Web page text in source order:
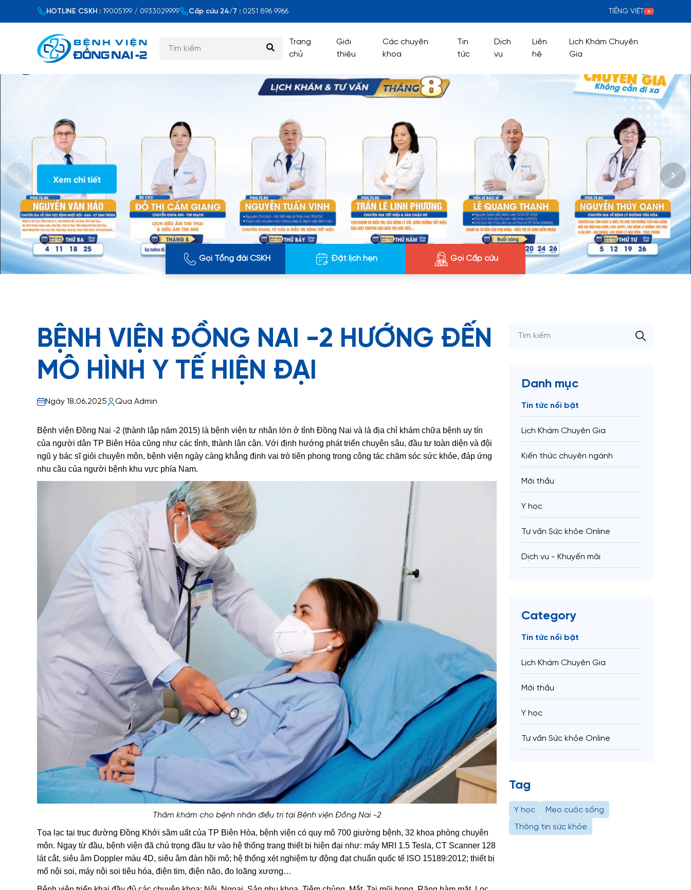
HOTLINE CSKH : 19005199 / 0933029999 Cấp cứu 24/7 : 0251 896 9966 TIẾNG VIỆT
Trang
chủ
Giới
thiệu
Các chuyên
khoa
Tin
tức
Dịch
vụ
Liên
hệ
Lịch Khám Chuyên
Gia
Xem chi tiết
Gọi Tổng đài CSKH Đặt lịch hẹn Gọi Cấp cứu
BỆNH VIỆN ĐỒNG NAI -2 HƯỚNG ĐẾN
MÔ HÌNH Y TẾ HIỆN ĐẠI
Ngày 18.06.2025 Qua Admin
Bệnh viện Đồng Nai -2 (thành lập năm 2015) là bệnh viện tư nhân lớn ở tỉnh Đồng Nai và là địa chỉ khám chữa bệnh uy tín
của người dân TP Biên Hòa cũng như các tỉnh, thành lân cận. Với định hướng phát triển chuyên sâu, đầu tư toàn diện và đội
ngũ y bác sĩ giỏi chuyên môn, bệnh viện ngày càng khẳng định vai trò tiên phong trong công tác chăm sóc sức khỏe, đáp ứng
nhu cầu của người bệnh khu vực phía Nam.
Thăm khám cho bệnh nhân điều trị tại Bệnh viện Đồng Nai -2
Tọa lạc tại trục đường Đồng Khởi sầm uất của TP Biên Hòa, bệnh viện có quy mô 700 giường bệnh, 32 khoa phòng chuyên
môn. Ngay từ đầu, bệnh viện đã chú trọng đầu tư vào hệ thống trang thiết bị hiện đại như: máy MRI 1.5 Tesla, CT Scanner 128
lát cắt, siêu âm Doppler màu 4D, siêu âm đàn hồi mô; hệ thống xét nghiệm tự động đạt chuẩn quốc tế ISO 15189:2012; thiết bị
mổ nội soi, máy nội soi tiêu hóa, điện tim, điện não, đo loãng xương…
Danh mục
Tin tức nổi bật
Lịch Khám Chuyên Gia
Kiến thức chuyên ngành
Mời thầu
Y học
Tư vấn Sức khỏe Online
Dịch vụ - Khuyến mãi
Category
Tin tức nổi bật
Lịch Khám Chuyên Gia
Mời thầu
Y học
Tư vấn Sức khỏe Online
Tag
Y học
Mẹo cuộc sống
Thông tin sức khỏe